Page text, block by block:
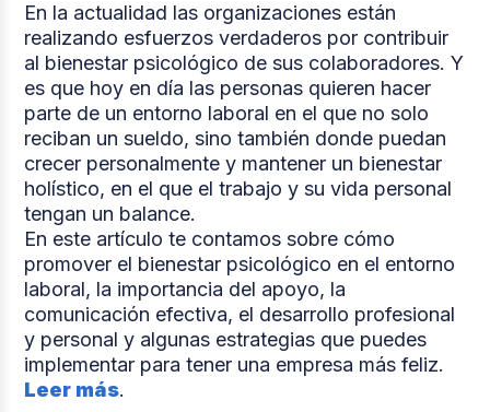
En la actualidad las organizaciones están
realizando esfuerzos verdaderos por contribuir
al bienestar psicológico de sus colaboradores. Y
es que hoy en día las personas quieren hacer
parte de un entorno laboral en el que no solo
reciban un sueldo, sino también donde puedan
crecer personalmente y mantener un bienestar
holístico, en el que el trabajo y su vida personal
tengan un balance.
En este artículo te contamos sobre cómo
promover el bienestar psicológico en el entorno
laboral, la importancia del apoyo, la
comunicación efectiva, el desarrollo profesional
y personal y algunas estrategias que puedes
implementar para tener una empresa más feliz.
Leer más.